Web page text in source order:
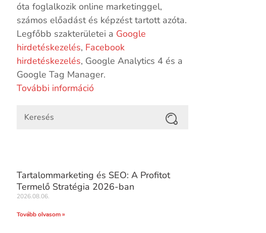
óta foglalkozik online marketinggel,
számos előadást és képzést tartott azóta.
Legfőbb szakterületei a Google
hirdetéskezelés, Facebook
hirdetéskezelés, Google Analytics 4 és a
Google Tag Manager.
További információ
Tartalommarketing és SEO: A Profitot
Termelő Stratégia 2026-ban
2026.08.06.
Tovább olvasom »